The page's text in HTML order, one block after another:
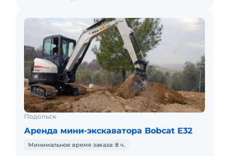
Подольск
Аренда мини-экскаватора Bobcat E32
Минимальное время заказа: 8 ч.